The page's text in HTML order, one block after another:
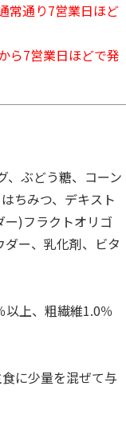
おに…
常通り7営業日ほど
ら7営業日ほどで発
、ぶどう糖、コーン
ちみつ、デキスト
ー)フラクトオリゴ
ー、乳化剤、ビタ
以上、粗繊維1.0％
に少量を混ぜて与